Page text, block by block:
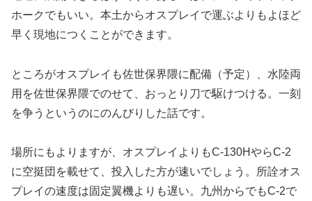
ホークでもいい。本土からオスプレイで運ぶよりもよほど
早く現地につくことができます。
ところがオスプレイも佐世保界隈に配備（予定）、水陸両
用を佐世保界隈でのせて、おっとり刀で駆けつける。一刻
を争うというのにのんびりした話です。
場所にもよりますが、オスプレイよりもC-130HやらC-2
に空挺団を載せて、投入した方が速いでしょう。所詮オス
プレイの速度は固定翼機よりも遅い。九州からでもC-2で